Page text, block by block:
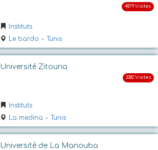
Instituts
Le bardo - Tunis
Université Zitouna
Instituts
La medina - Tunis
Université de La Manouba